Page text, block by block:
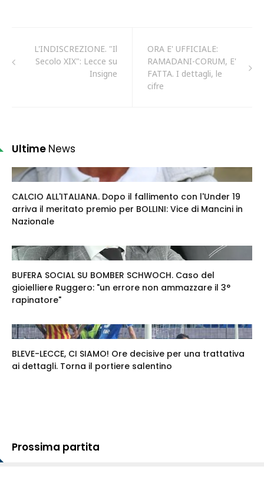
L'INDISCREZIONE. "Il
Secolo XIX": Lecce su
Insigne
ORA E' UFFICIALE:
RAMADANI-CORUM, E'
FATTA. I dettagli, le
cifre
Ultime News
CALCIO ALL'ITALIANA. Dopo il fallimento con l'Under 19
arriva il meritato premio per BOLLINI: Vice di Mancini in
Nazionale
BUFERA SOCIAL SU BOMBER SCHWOCH. Caso del
gioielliere Ruggero: "un errore non ammazzare il 3°
rapinatore"
BLEVE-LECCE, CI SIAMO! Ore decisive per una trattativa
ai dettagli. Torna il portiere salentino
Prossima partita